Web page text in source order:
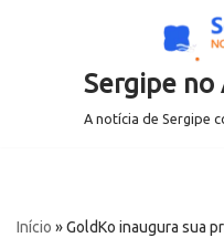
Sergipe no
A notícia de Sergipe
Início »GoldKo inaugura sua